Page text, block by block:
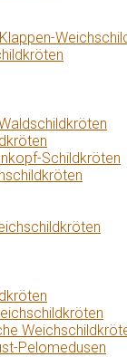
Schildkröten
Pelomedusen